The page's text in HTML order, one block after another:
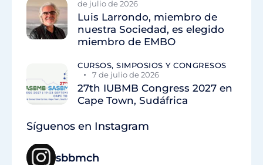
de julio de 2026
Luis Larrondo, miembro de
nuestra Sociedad, es elegido
miembro de EMBO
CURSOS, SIMPOSIOS Y CONGRESOS
7 de julio de 2026
27th IUBMB Congress 2027 en
Cape Town, Sudáfrica
Síguenos en Instagram
sbbmch